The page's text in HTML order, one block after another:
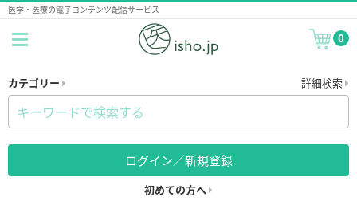
医学・医療の電子コンテンツ配信サービス
0
カテゴリー 詳細検索
ログイン／新規登録
初めての方へ